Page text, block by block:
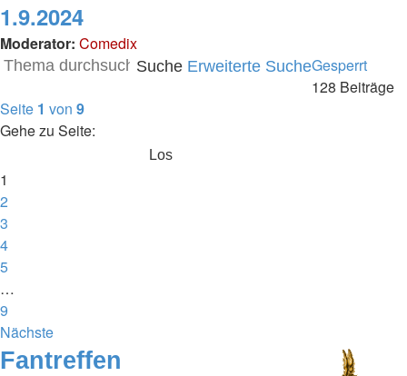
1.9.2024
Moderator: Comedix
Gesperrt
Suche Erweiterte Suche
128 Beiträge
Seite 1 von 9
Gehe zu Seite:
1
2
3
4
5
…
9
Nächste
Fantreffen